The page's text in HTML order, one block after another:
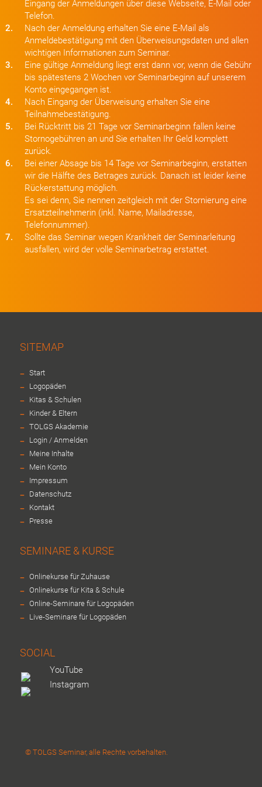
Eingang der Anmeldungen über diese Webseite, E-Mail oder
Telefon.
2.
Nach der Anmeldung erhalten Sie eine E-Mail als
Anmeldebestätigung mit den Überweisungsdaten und allen
wichtigen Informationen zum Seminar.
3.
Eine gültige Anmeldung liegt erst dann vor, wenn die Gebühr
bis spätestens 2 Wochen vor Seminarbeginn auf unserem
Konto eingegangen ist.
4.
Nach Eingang der Überweisung erhalten Sie eine
Teilnahmebestätigung.
5.
Bei Rücktritt bis 21 Tage vor Seminarbeginn fallen keine
Stornogebühren an und Sie erhalten Ihr Geld komplett
zurück.
6.
Bei einer Absage bis 14 Tage vor Seminarbeginn, erstatten
wir die Hälfte des Betrages zurück. Danach ist leider keine
Rückerstattung möglich.
Es sei denn, Sie nennen zeitgleich mit der Stornierung eine
Ersatzteilnehmerin (inkl. Name, Mailadresse,
Telefonnummer).
7.
Sollte das Seminar wegen Krankheit der Seminarleitung
ausfallen, wird der volle Seminarbetrag erstattet.
SITEMAP
- Start
- Logopäden
- Kitas & Schulen
- Kinder & Eltern
- TOLGS Akademie
- Login / Anmelden
- Meine Inhalte
- Mein Konto
- Impressum
- Datenschutz
- Kontakt
- Presse
SEMINARE & KURSE
- Onlinekurse für Zuhause
- Onlinekurse für Kita & Schule
- Online-Seminare für Logopäden
- Live-Seminare für Logopäden
SOCIAL
YouTube
Instagram
© TOLGS Seminar, alle Rechte vorbehalten.